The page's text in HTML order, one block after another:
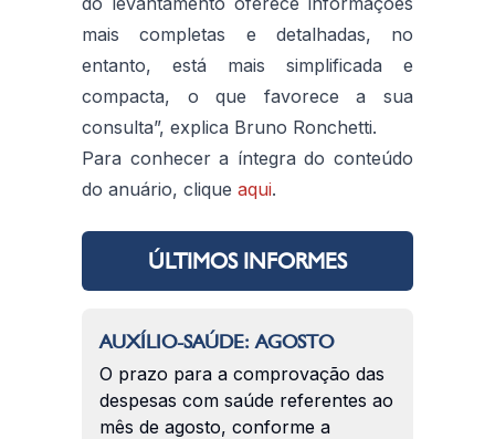
mais completas e detalhadas, no
entanto, está mais simplificada e
compacta, o que favorece a sua
consulta”, explica Bruno Ronchetti.
Para conhecer a íntegra do conteúdo
do anuário, clique aqui.
ÚLTIMOS INFORMES
AUXÍLIO-SAÚDE: AGOSTO
O prazo para a comprovação das
despesas com saúde referentes ao
mês de agosto, conforme a